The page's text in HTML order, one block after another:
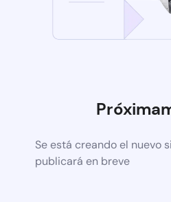
Se está creando el nuevo
publicará en breve